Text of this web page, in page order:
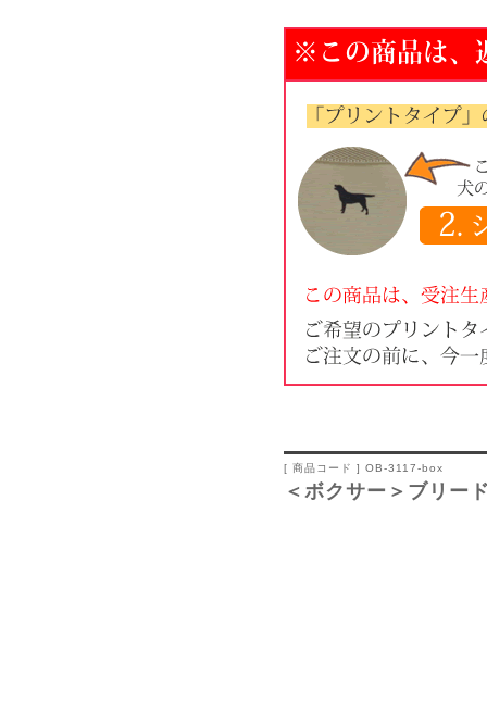
[ 商品コード ] OB-3117-box
＜ボクサー＞ブリー